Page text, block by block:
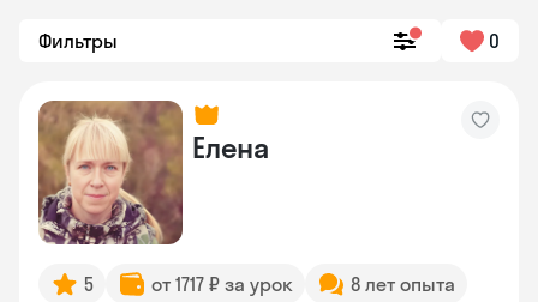
Фильтры 0
Елена
5 от 1717 ₽ за урок
8 лет опыта